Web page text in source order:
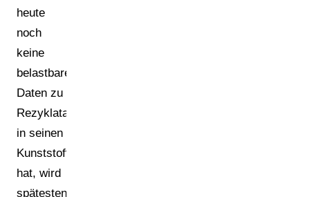
heute
noch
keine
belastbaren
Daten zu
Rezyklatanteilen
in seinen
Kunststoffverpackungen
hat, wird
spätestens